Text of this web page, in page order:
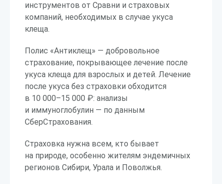
инструментов от Сравни и страховых
компаний, необходимых в случае укуса
клеща.
Полис «Антиклещ» — добровольное
страхование, покрывающее лечение после
укуса клеща для взрослых и детей. Лечение
после укуса без страховки обходится
в 10 000–15 000 ₽: анализы
и иммуноглобулин — по данным
СберСтрахования.
Страховка нужна всем, кто бывает
на природе, особенно жителям эндемичных
регионов Сибири, Урала и Поволжья.